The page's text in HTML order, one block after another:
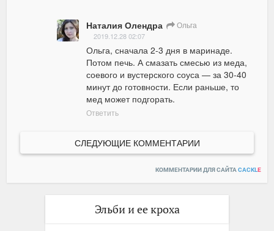
Наталия Олендра Ольга
2019.12.28 02:07
Ольга, сначала 2-3 дня в маринаде.
Потом печь. А смазать смесью из меда,
соевого и вустерского соуса — за 30-40
минут до готовности. Если раньше, то
мед может подгорать.
Ответить
СЛЕДУЮЩИЕ КОММЕНТАРИИ
КОММЕНТАРИИ ДЛЯ САЙТА CACKLE
Эльби и ее кроха